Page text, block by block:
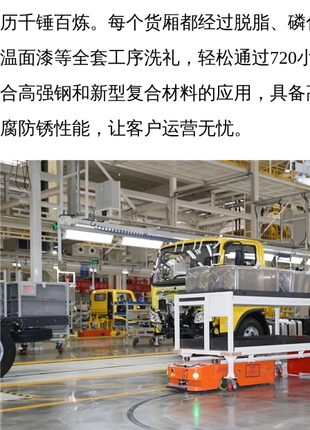
历千锤百炼。每个货厢都经过脱脂、
温面漆等全套工序洗礼，轻松通过720
合高强钢和新型复合材料的应用，具
腐防锈性能，让客户运营无忧。